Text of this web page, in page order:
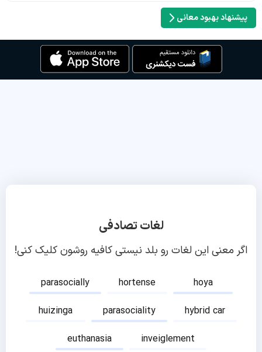
پیشنهاد بهبود معانی
لغات تصادفی
اگر معنی این لغات رو بلد نیستی کافیه روشون کلیک کنی!
parasocially hortense
hoya
huizinga
parasociality
hybrid car
euthanasia
inveiglement